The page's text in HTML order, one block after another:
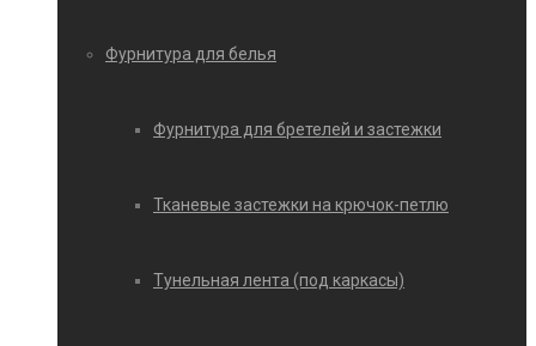
Фурнитура для белья
Фурнитура для бретелей и застежки
Тканевые застежки на крючок-петлю
Тунельная лента (под каркасы)